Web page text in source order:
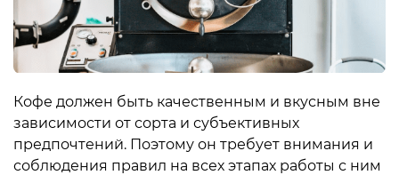
Кофе должен быть качественным и вкусным вне
зависимости от сорта и субъективных
предпочтений. Поэтому он требует внимания и
соблюдения правил на всех этапах работы с ним